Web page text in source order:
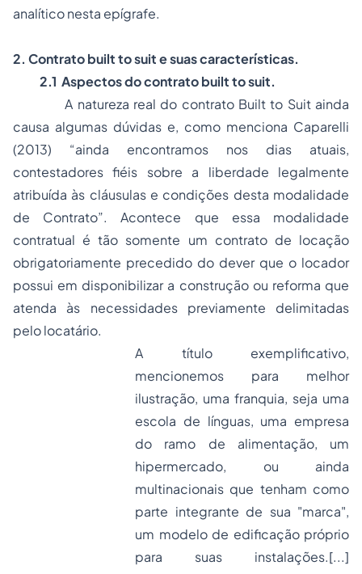
analítico nesta epígrafe.
2. Contratobuilt to suite suas características.
2.1 Aspectos do contratobuilt to suit.
A natureza real do contrato Built to Suit ainda
causa algumas dúvidas e, como menciona Caparelli
(2013) “ainda encontramos nos dias atuais,
contestadores fiéis sobre a liberdade legalmente
atribuída às cláusulas e condições desta modalidade
de Contrato”. Acontece que essa modalidade
contratual é tão somente um contrato de locação
obrigatoriamente precedido do dever que o locador
possui em disponibilizar a construção ou reforma que
atenda às necessidades previamente delimitadas
pelo locatário.
A título exemplificativo,
mencionemos para melhor
ilustração, uma franquia, seja uma
escola de línguas, uma empresa
do ramo de alimentação, um
hipermercado, ou ainda
multinacionais que tenham como
parte integrante de sua "marca",
um modelo de edificação próprio
para suas instalações.[...]